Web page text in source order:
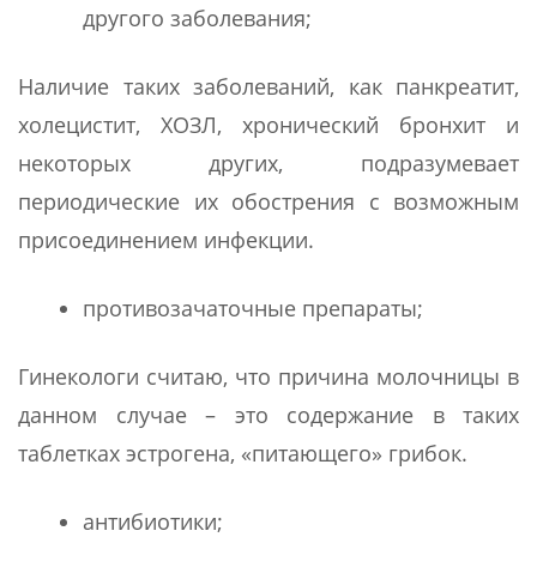
другого заболевания;
Наличие таких заболеваний, как панкреатит,
холецистит, ХОЗЛ, хронический бронхит и
некоторых других, подразумевает
периодические их обострения с возможным
присоединением инфекции.
противозачаточные препараты;
Гинекологи считаю, что причина молочницы в
данном случае – это содержание в таких
таблетках эстрогена, «питающего» грибок.
антибиотики;